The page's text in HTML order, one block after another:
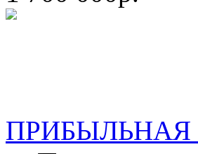
ПРИБЫЛЬНАЯ